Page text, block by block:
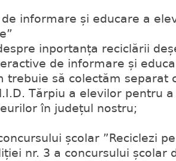
de informare și educare a
inportanța reciclării
de informare și
trebuie să colectăm separat
Tărpiu a elevilor pentru
în județul nostru;
școlar ”Reciclezi
nr. 3 a concursului școlar